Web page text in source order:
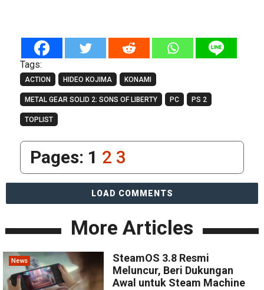
Tags:
ACTION HIDEO KOJIMA KONAMI
METAL GEAR SOLID 2: SONS OF LIBERTY PC PS 2
TOPLIST
Pages: 1 2 3
LOAD COMMENTS
More Articles
News
SteamOS 3.8 Resmi
Meluncur, Beri Dukungan
Awal untuk Steam Machine